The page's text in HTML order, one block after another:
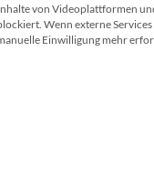
HP
mit HP Web
ein Statement
von Videoplattformen
Wenn externe
Einwilligung mehr